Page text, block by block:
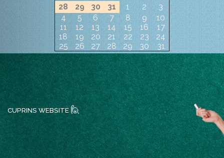
28
29 30 31 1 2
3
4
5 6 7 8 9
10
11
12 13 14 15 16
17
18
19 20 21 22 23
24
25
26 27 28 29 30 31
CUPRINS WEBSITE 🙋